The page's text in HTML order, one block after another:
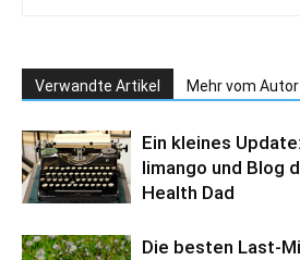
Verwandte Artikel Mehr vom Autor
Ein kleines
limango und Blog
Health Dad
Die besten Last-